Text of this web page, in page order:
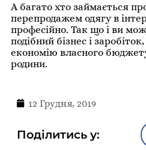
А багато хто займається
перепродажем одягу в
професійно. Так що і ви
подібний бізнес і
економію власного
родини.
12 Грудня, 2019
Поділитись у: